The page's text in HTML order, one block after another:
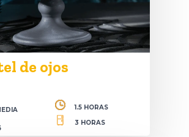
de ojos
1.5 HORAS
3 HORAS